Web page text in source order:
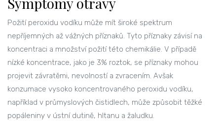
Požití peroxidu vodíku může mít široké spektrum
nepříjemných až vážných příznaků. Tyto příznaky závisí na
koncentraci a množství požití této chemikálie. V případě
nízké koncentrace, jako je 3% roztok, se příznaky mohou
projevit závratěmi, nevolností a zvracením. Avšak
konzumace vysoko koncentrovaného peroxidu vodíku,
například v průmyslových čistidlech, může způsobit těžké
popáleniny v ústní dutině, hltanu a žaludku.